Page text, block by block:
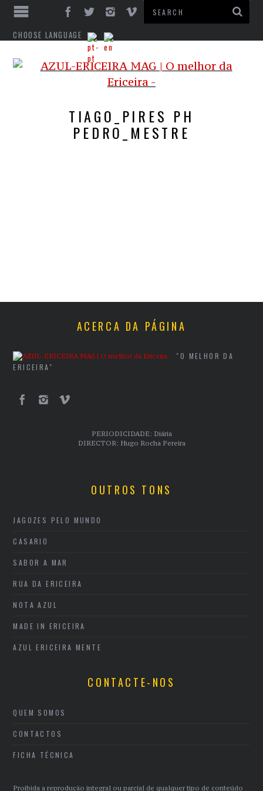
CHOOSE LANGUAGE
TIAGO_PIRES PH
PEDRO_MESTRE
ACERCA DA PÁGINA
"O MELHOR DA
ERICEIRA"
PERIODICIDADE: Diária
DIRECTOR: Hugo Rocha Pereira
OUTROS TONS
JAGOZES PELO MUNDO
CASARIO
SABOR A MAR
RUA DA ERICEIRA
NOTA AZUL
MADE IN ERICEIRA
AZUL ERICEIRA MENTE
CONTACTE-NOS
QUEM SOMOS
CONTACTOS
FICHA TÉCNICA
Proibida a reprodução integral ou parcial de qualquer tipo de conteúdo